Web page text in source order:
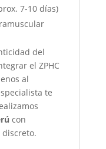
7-10 días)
del
el ZPHC
al
te
con